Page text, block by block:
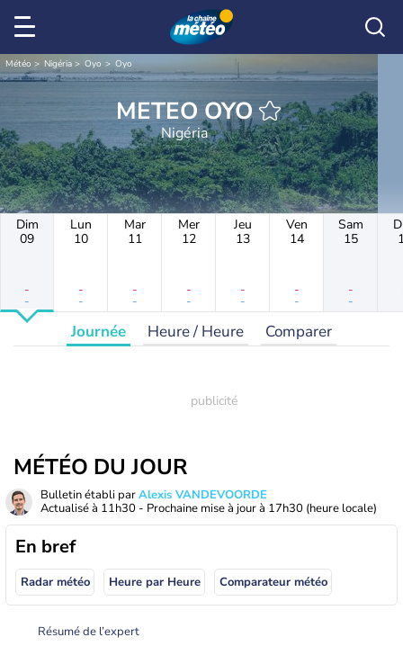
Météo Nigéria Oyo Oyo
METEO OYO
Nigéria
Dim
09
-
-
Lun
10
-
-
Mar
11
-
-
Mer
12
-
-
Jeu
13
-
-
Ven
14
-
-
Sam
15
-
-
Journée Heure / Heure Comparer
MÉTÉO DU JOUR
Bulletin établi parAlexis VANDEVOORDE
Actualisé à 11h30 - Prochaine mise à jour à 17h30 (heure locale)
En bref
Radar météo Heure par Heure Comparateur météo
Résumé de l’expert